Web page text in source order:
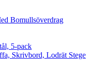
Bomullsöverdrag
5-pack
Skrivbord, Lodrät Stege